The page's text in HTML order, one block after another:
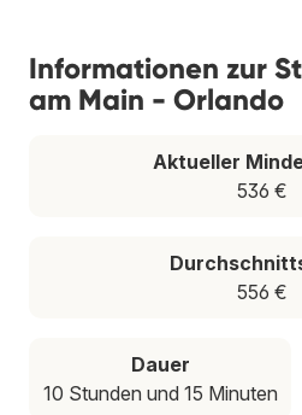
Informationen zur
am Main - Orlando
Aktueller
536 €
556 €
Dauer
10 Stunden und 15 Minuten